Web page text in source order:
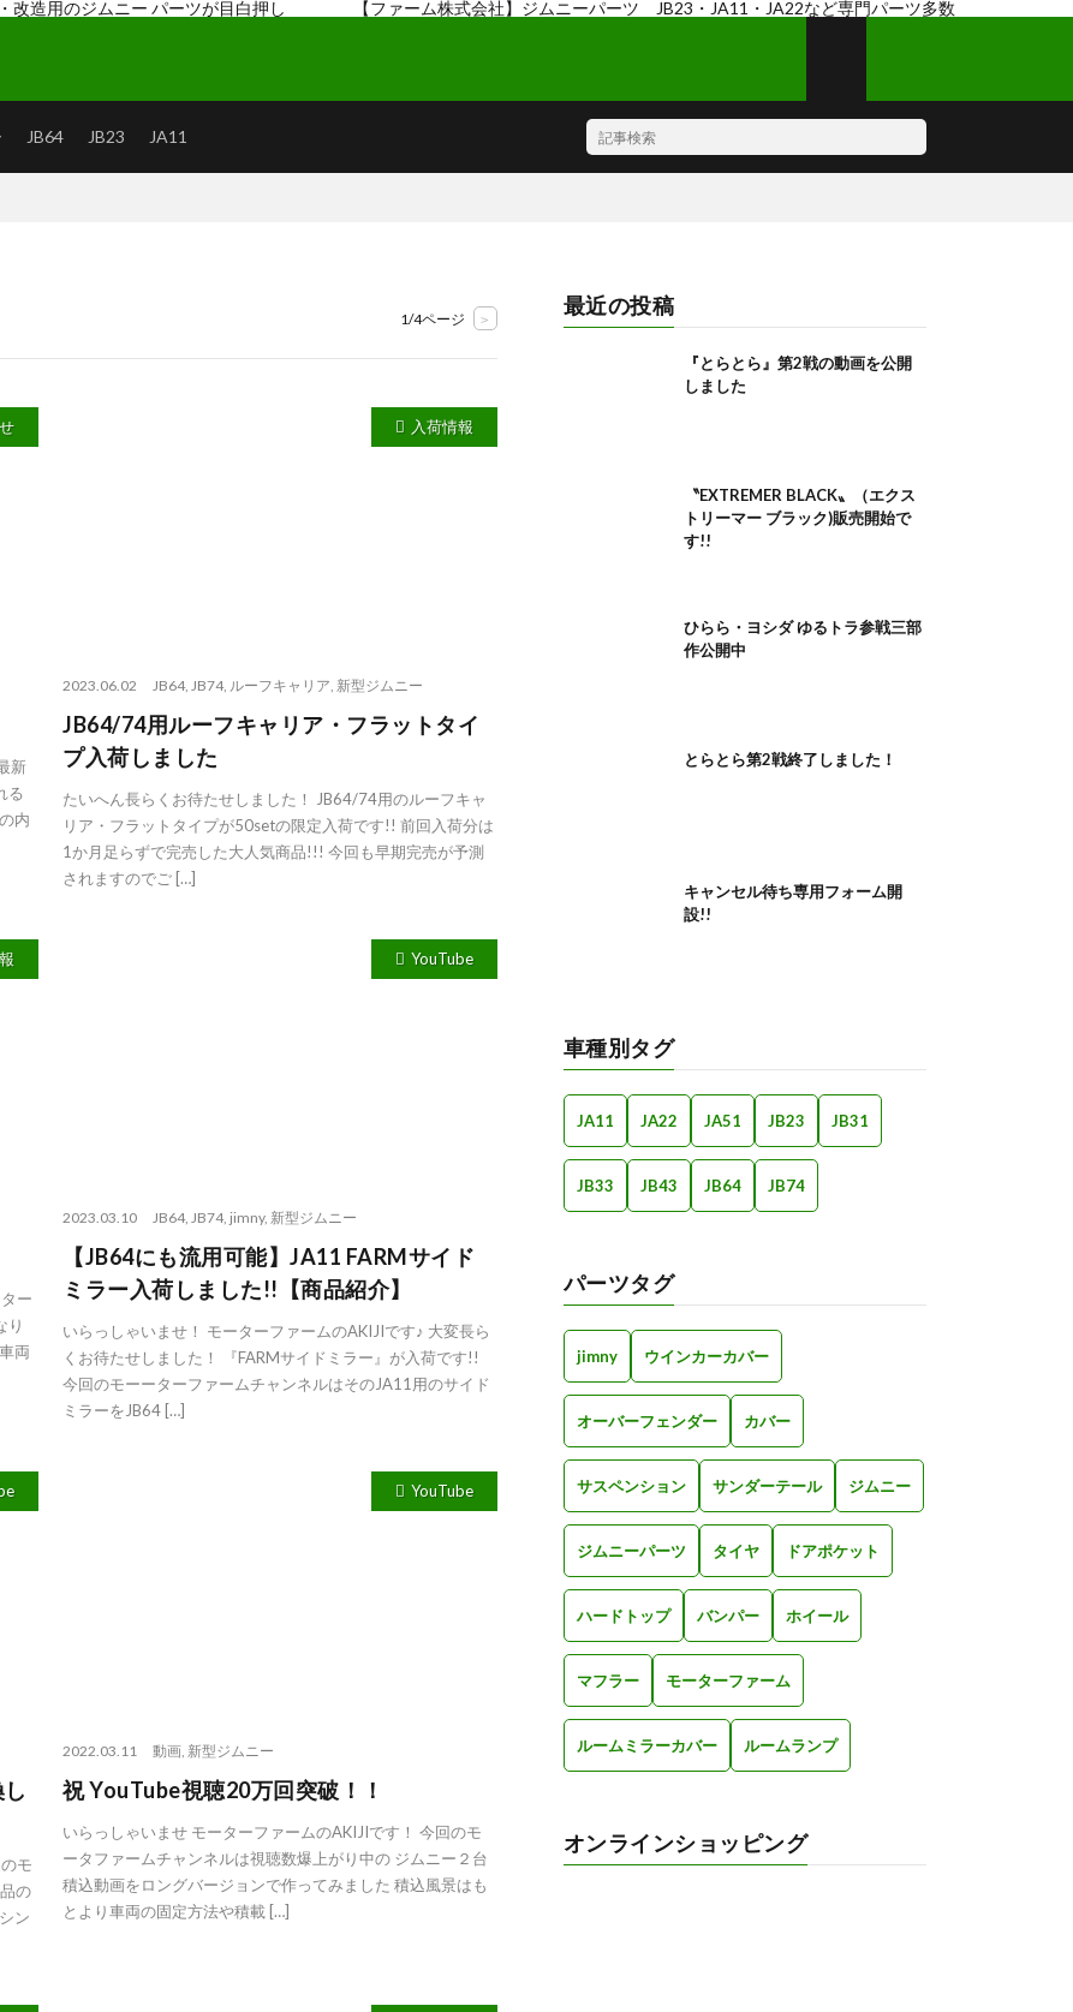
・改造用のジムニー パーツが目白押し 【ファーム株式会社】ジムニーパーツ JB23・JA11・JA22など専門パーツ多数
(JB64,JB74)を中心にブログで紹介中！
JB64 JB23 JA11
1/4ページ >
新
る
内
入荷情報
2023.06.02 JB64,JB74, ルーフキャリア, 新型ジムニー
JB64/74用ルーフキャリア・フラットタイ
プ入荷しました
たいへん長らくお待たせしました！ JB64/74用のルーフキャ
リア・フラットタイプが50setの限定入荷です!! 前回入荷分は
1か月足らずで完売した大人気商品!!! 今回も早期完売が予測
されますのでご […]
ー
り
両
YouTube
2023.03.10 JB64,JB74, jimny, 新型ジムニー
【JB64にも流用可能】JA11 FARMサイド
ミラー入荷しました!!【商品紹介】
いらっしゃいませ！ モーターファームのAKIJIです♪ 大変長ら
くお待たせしました！ 『FARMサイドミラー』が入荷です!!
今回のモーーターファームチャンネルはそのJA11用のサイド
ミラーをJB64 […]
モ
の
ン
YouTube
2022.03.11 動画 新型ジムニー
祝 YouTube視聴20万回突破！！
いらっしゃいませ モーターファームのAKIJIです！ 今回のモ
ータファームチャンネルは視聴数爆上がり中の ジムニー２台
積込動画をロングバージョンで作ってみました 積込風景はも
とより車両の固定方法や積載 […]
最近の投稿
『とらとら』第2戦の動画を公開
しました
〝EXTREMER BLACK〟（エクス
トリーマー ブラック)販売開始で
す!!
ひらら・ヨシダ ゆるトラ参戦三部
作公開中
とらとら第2戦終了しました！
キャンセル待ち専用フォーム開
設!!
車種別タグ
JA11 JA22 JA51 JB23 JB31
JB33 JB43 JB64 JB74
パーツタグ
jimny ウインカーカバー
オーバーフェンダー カバー
サスペンション サンダーテール ジムニー
ジムニーパーツ タイヤ ドアポケット
ハードトップ バンパー ホイール
マフラー モーターファーム
ルームミラーカバー ルームランプ
オンラインショッピング